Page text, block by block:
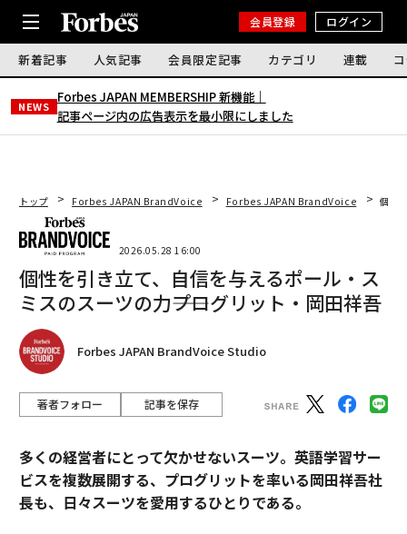
会員登録 ログイン
新着記事 人気記事 会員限定記事 カテゴリ 連載
NEWS
Forbes JAPAN MEMBERSHIP 新機能｜
記事ページ内の広告表示を最小限にしました
トップ Forbes JAPAN BrandVoice Forbes JAPAN BrandVoice 個性
2026.05.28 16:00
個性を引き立て、自信を与えるポール・ス
ミスのスーツの力――プログリット・岡田祥吾
Forbes JAPAN BrandVoice Studio
著者フォロー 記事を保存
多くの経営者にとって欠かせないスーツ。 英語学習サー
ビスを複数展開する、プログリットを率いる岡田祥吾社
長も、日々スーツを愛用するひとりである。